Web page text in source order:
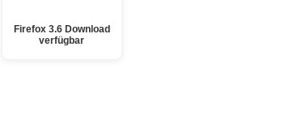
Firefox 3.6 Download
verfügbar